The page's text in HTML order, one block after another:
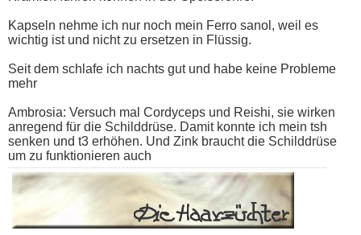
Kapseln nehme ich nur noch mein Ferro sanol, weil es
wichtig ist und nicht zu ersetzen in Flüssig.
Seit dem schlafe ich nachts gut und habe keine Probleme
mehr
Ambrosia: Versuch mal Cordyceps und Reishi, sie wirken
anregend für die Schilddrüse. Damit konnte ich mein tsh
senken und t3 erhöhen. Und Zink braucht die Schilddrüse
um zu funktionieren auch